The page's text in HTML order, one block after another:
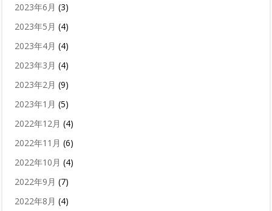
2023年6月 (3)
2023年5月 (4)
2023年4月 (4)
2023年3月 (4)
2023年2月 (9)
2023年1月 (5)
2022年12月 (4)
2022年11月 (6)
2022年10月 (4)
2022年9月 (7)
2022年8月 (4)